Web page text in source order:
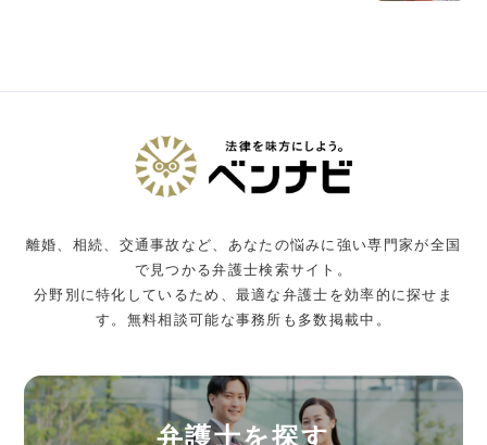
離婚、相続、交通事故など、あなたの悩みに強い専門家が全国
で見つかる弁護士検索サイト。
分野別に特化しているため、最適な弁護士を効率的に探せま
す。無料相談可能な事務所も多数掲載中。
弁護士を探す